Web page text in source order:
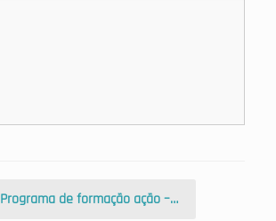
Programa de formação ação –…